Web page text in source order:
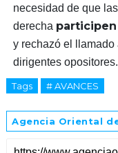
necesidad de que las
derecha participen
y rechazó el
dirigentes opositores.
Tags # AVANCES
Agencia Oriental